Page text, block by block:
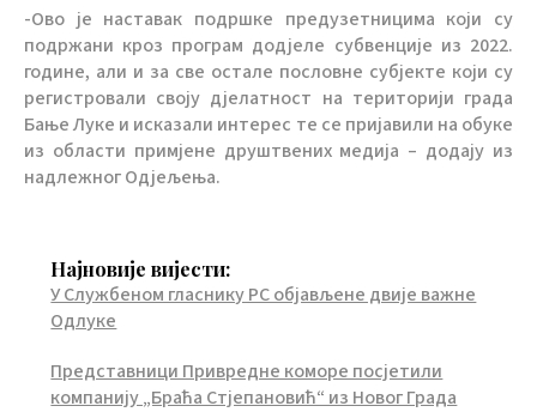
-Ово је наставак подршке предузетницима који су
подржани кроз програм додјеле субвенције из 2022.
године, али и за све остале пословне субјекте који су
регистровали своју дјелатност на територији града
Бање Луке и исказали интерес те се пријавили на обуке
из области примјене друштвених медија – додају из
надлежног Одјељења.
Најновије вијести:
У Службеном гласнику РС објављене двије важне
Одлуке
Представници Привредне коморе посјетили
компанију „Браћа Стјепановић“ из Новог Града